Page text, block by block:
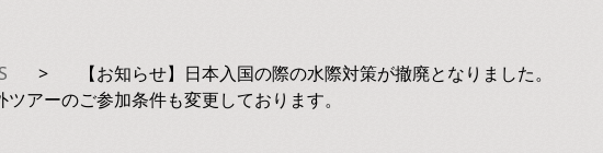
>
【お知らせ】日本入国の際の水際対策が撤廃となりました。
ツアーのご参加条件も変更しております。